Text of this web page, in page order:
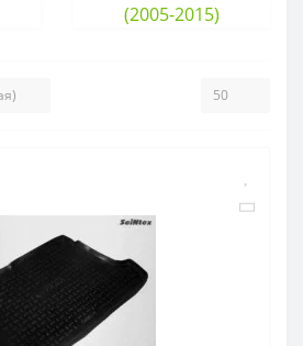
(2005-2015)